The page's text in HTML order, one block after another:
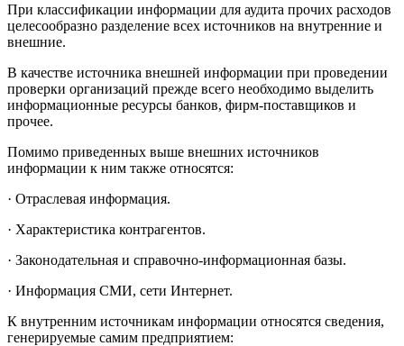
При классификации информации для аудита прочих расходов
целесообразно разделение всех источников на внутренние и
внешние.
В качестве источника внешней информации при проведении
проверки организаций прежде всего необходимо выделить
информационные ресурсы банков, фирм-поставщиков и
прочее.
Помимо приведенных выше внешних источников
информации к ним также относятся:
· Отраслевая информация.
· Характеристика контрагентов.
· Законодательная и справочно-информационная базы.
· Информация СМИ, сети Интернет.
К внутренним источникам информации относятся сведения,
генерируемые самим предприятием: